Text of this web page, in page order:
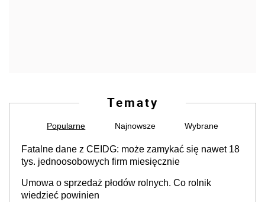
Tematy
Popularne Najnowsze Wybrane
Fatalne dane z CEIDG: może zamykać się nawet 18
tys. jednoosobowych firm miesięcznie
Umowa o sprzedaż płodów rolnych. Co rolnik
wiedzieć powinien